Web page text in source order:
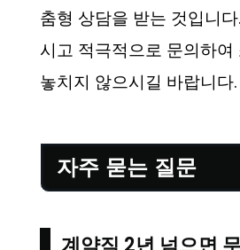
춤형 상담을 받는 것입니
시고 적극적으로 문의하여
놓치지 않으시길 바랍니다.
자주 묻는 질문